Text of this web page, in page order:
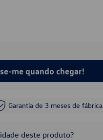
me quando chegar!
Garantia de 3 meses de fábrica
deste produto?